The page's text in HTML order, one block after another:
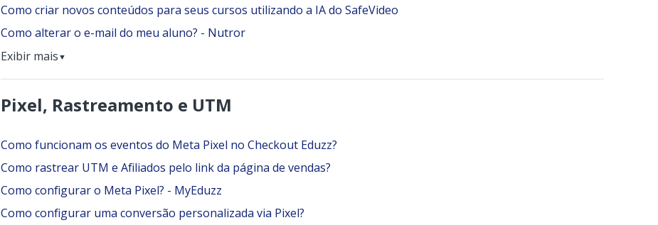
Como criar novos conteúdos para seus cursos utilizando a IA do SafeVideo
Como alterar o e-mail do meu aluno? - Nutror
Exibir mais ▼
Pixel, Rastreamento e UTM
Como funcionam os eventos do Meta Pixel no Checkout Eduzz?
Como rastrear UTM e Afiliados pelo link da página de vendas?
Como configurar o Meta Pixel? - MyEduzz
Como configurar uma conversão personalizada via Pixel?